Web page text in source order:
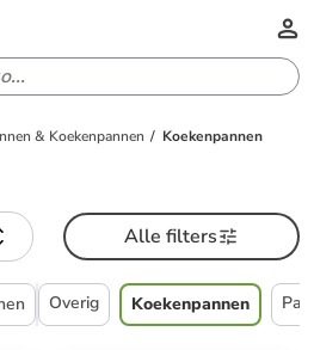
& Koekenpannen Koekenpannen
Alle filters
Overig Koekenpannen